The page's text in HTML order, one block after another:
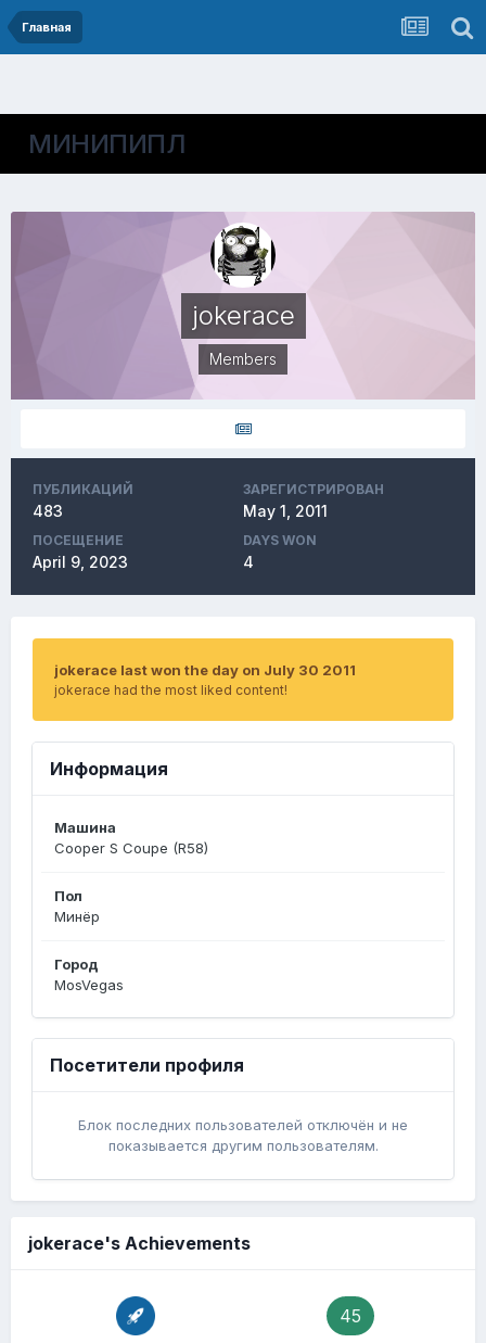
Главная
МИНИПИПЛ
jokerace
Members
ПУБЛИКАЦИЙ
483
ЗАРЕГИСТРИРОВАН
May 1, 2011
ПОСЕЩЕНИЕ
April 9, 2023
DAYS WON
4
jokerace last won the day on July 30 2011
jokerace had the most liked content!
Информация
Машина
Cooper S Coupe (R58)
Пол
Минёр
Город
MosVegas
Посетители профиля
Блок последних пользователей отключён и не
показывается другим пользователям.
jokerace's Achievements
45